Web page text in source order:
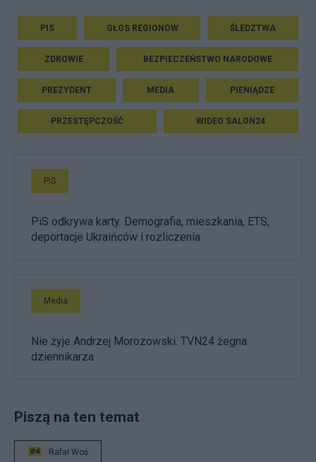
PIS GŁOS REGIONÓW ŚLEDZTWA
ZDROWIE BEZPIECZEŃSTWO NARODOWE
PREZYDENT MEDIA PIENIĄDZE
PRZESTĘPCZOŚĆ WIDEO SALON24
PiS
PiS odkrywa karty. Demografia, mieszkania, ETS,
deportacje Ukraińców i rozliczenia
Media
Nie żyje Andrzej Morozowski. TVN24 żegna
dziennikarza
Piszą na ten temat
Rafał Woś